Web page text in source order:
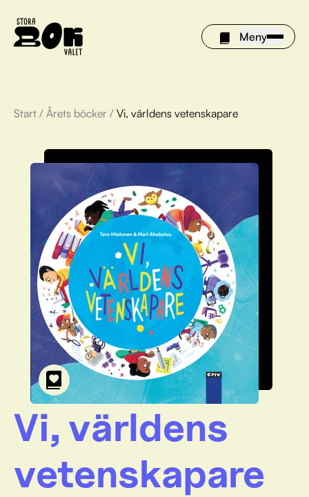
Meny
Årets böcker
Om Stora bokvalet
Olivia tipsar
Vinnare
FAQ
För bibliotek
Start / Årets böcker / Vi, världens vetenskapare
Vi, världens
vetenskapare